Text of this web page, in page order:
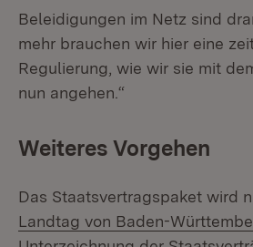
Beleidigungen im Netz sind
mehr brauchen wir hier eine
Regulierung, wie wir sie mit
nun angehen.“
Weiteres Vorgehen
Das Staatsvertragspaket wird
Landtag von Baden-